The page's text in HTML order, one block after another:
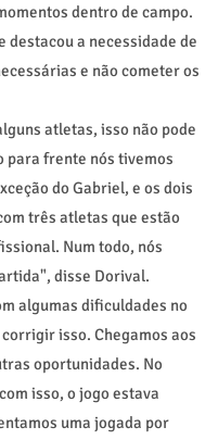
dentro de campo.
destacou a necessidade de
e não cometer os
atletas, isso não pode
para frente nós tivemos
do Gabriel, e os dois
três atletas que estão
Num todo, nós
disse Dorival.
algumas dificuldades no
isso. Chegamos aos
oportunidades. No
isso, o jogo estava
uma jogada por